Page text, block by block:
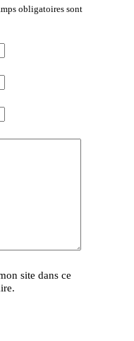
obligatoires sont
site dans ce